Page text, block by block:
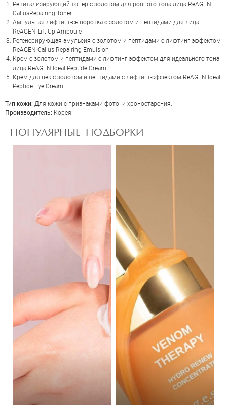
Отправить
Ревитализирующий тонер с золотом для ровного тона лица ReAGEN
CallusRepairing Toner
Ампульная лифтинг-сыворотка с золотом и пептидами для лица
ReAGEN Lift-Up Ampoule
Регенерирующая эмульсия с золотом и пептидами с лифтинг-эффектом
ReAGEN Callus Repairing Emulsion
Крем с золотом и пептидами с лифтинг-эффектом для идеального тона
лица ReAGEN Ideal Peptide Cream
Крем для век с золотом и пептидами с лифтинг-эффектом ReAGEN Ideal
Peptide Eye Cream
Тип кожи: Для кожи с признаками фото- и хроностарения.
Производитель: Корея.
ПОПУЛЯРНЫЕ ПОДБОРКИ